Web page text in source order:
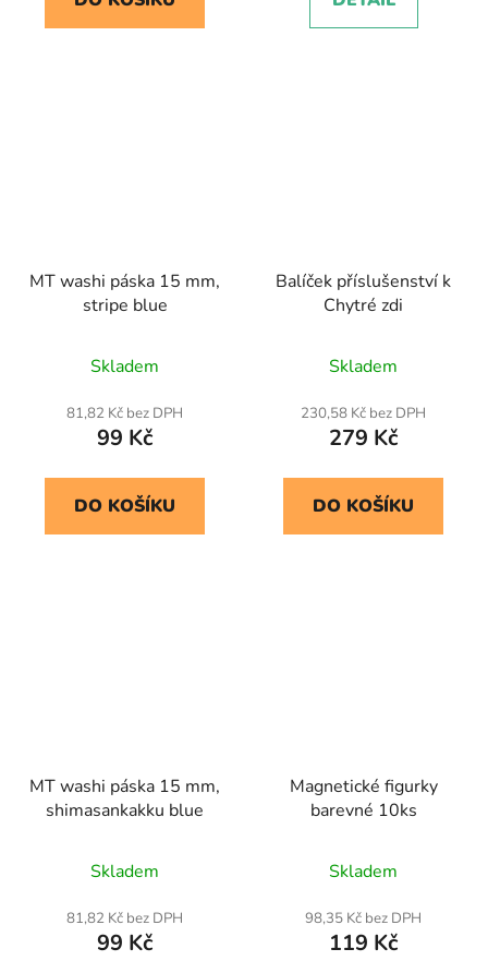
MT washi páska 15 mm,
stripe blue
Skladem
81,82 Kč bez DPH
99 Kč
DO KOŠÍKU
Balíček příslušenství k
Chytré zdi
Skladem
230,58 Kč bez DPH
279 Kč
DO KOŠÍKU
MT washi páska 15 mm,
shimasankakku blue
Skladem
81,82 Kč bez DPH
99 Kč
Magnetické figurky
barevné 10ks
Skladem
98,35 Kč bez DPH
119 Kč